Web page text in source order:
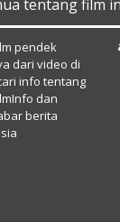
pendek
dari video di
info tentang
dan
berita